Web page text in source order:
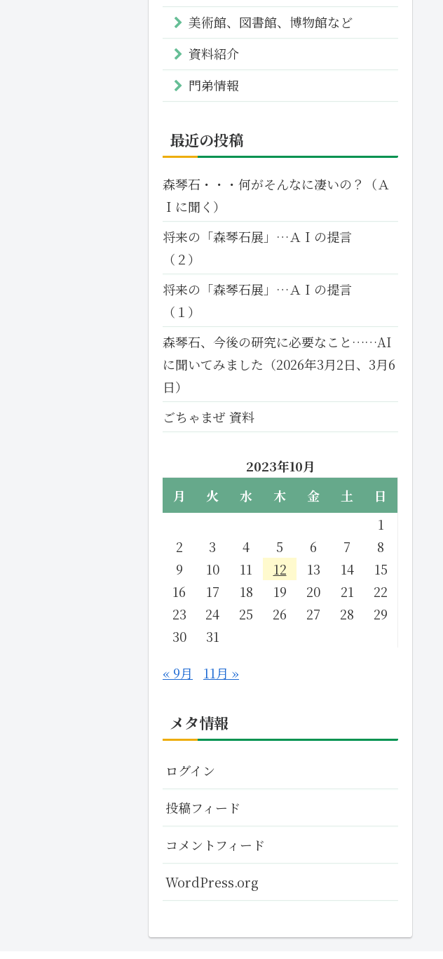
美術館、図書館、博物館など
資料紹介
門弟情報
最近の投稿
森琴石・・・何がそんなに凄いの？（Ａ
Ｉに聞く）
将来の「森琴石展」…ＡＩの提言
（２）
将来の「森琴石展」…ＡＩの提言
（１）
森琴石、今後の研究に必要なこと……AI
に聞いてみました（2026年3月2日、3月6
日）
ごちゃまぜ 資料
2023年10月
月
火 水 木 金 土
日
1
2
3 4 5 6 7
8
9
10 11 12 13 14
15
16
17 18 19 20 21
22
23
24 25 26 27 28
29
30
31
« 9月
11月 »
メタ情報
ログイン
投稿フィード
コメントフィード
WordPress.org